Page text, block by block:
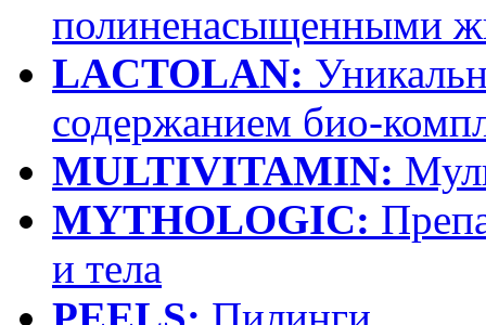
полиненасыщенными
LACTOLAN:
содержанием био-
MULTIVITAMIN:
MYTHOLOGIC:
и тела